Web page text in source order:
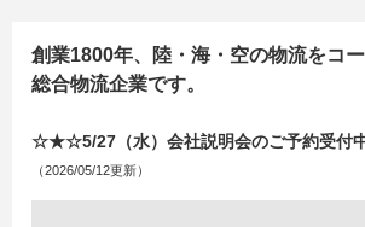
創業1800年、陸・海・空の物流をコ
総合物流企業です。
☆★☆5/27（水）会社説明会のご予約受
（2026/05/12更新）